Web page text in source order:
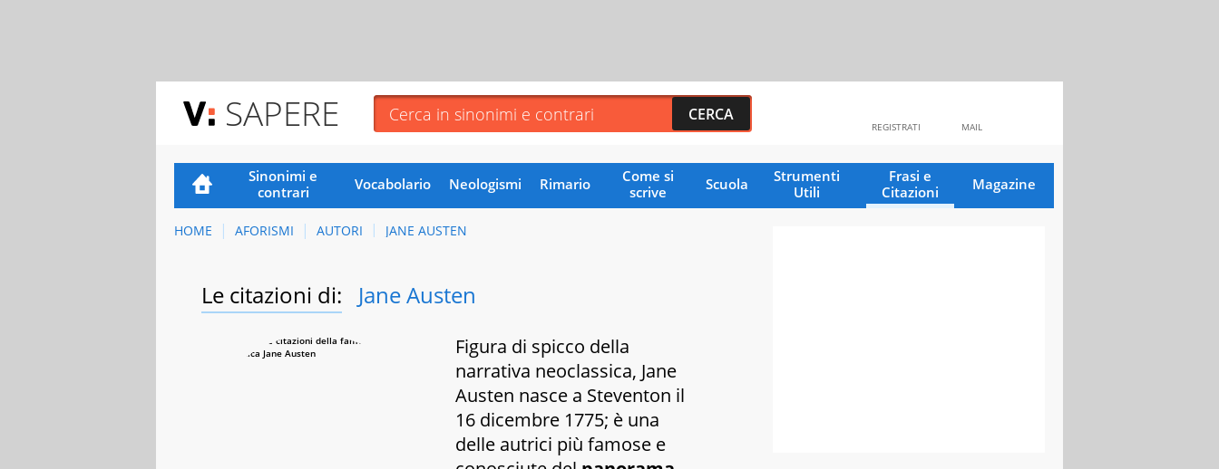
SAPERE MAIL
REGISTRATI
Sinonimi e
contrari
Vocabolario Neologismi Rimario
Come si
scrive
Scuola
Strumenti
Utili
Frasi e
Citazioni
Magazine
HOME AFORISMI AUTORI JANE AUSTEN
Le citazioni di: Jane Austen
Figura di spicco della
narrativa neoclassica, Jane
Austen nasce a Steventon il
16 dicembre 1775; è una
delle autrici più famose e